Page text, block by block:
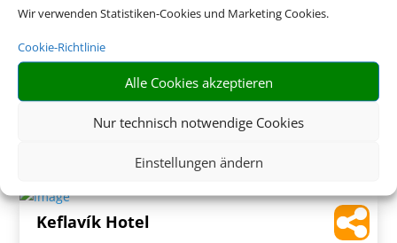
Wir verwenden Statistiken-Cookies und Marketing Cookies.
Cookie-Richtlinie
Alle Cookies akzeptieren
Nur technisch notwendige Cookies
Einstellungen ändern
Reykjavik, Island
1.289 €
Keflavík Hotel